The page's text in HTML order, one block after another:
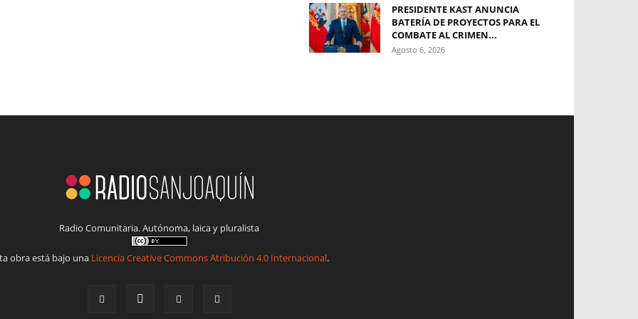
PRESIDENTE KAST ANUNCIA
BATERÍA DE PROYECTOS PARA EL
COMBATE AL CRIMEN...
Agosto 6, 2026
Radio Comunitaria. Autónoma, laica y pluralista
obra está bajo una Licencia Creative Commons Atribución 4.0 Internacional.